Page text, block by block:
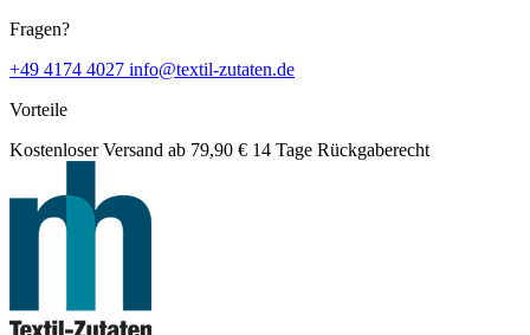
Fragen?
+49 4174 4027 info@textil-zutaten.de
Vorteile
Kostenloser Versand ab 79,90 € 14 Tage Rückgaberecht